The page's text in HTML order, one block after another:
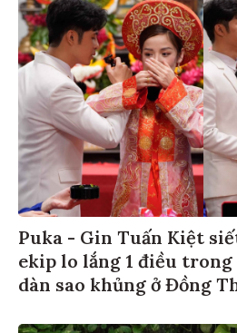
Puka - Gin Tuấn Kiệt
ekip lo lắng 1 điều
dàn sao khủng ở Đồng